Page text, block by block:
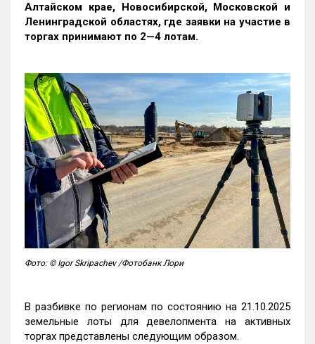
Алтайском крае, Новосибирской, Московской и
Ленинградской областях, где заявки на участие в
торгах принимают по 2—4 лотам.
Фото: © Igor Skripachev /Фотобанк Лори
В разбивке по регионам по состоянию на 21.10.2025
земельные лоты для девелопмента на активных
торгах представлены следующим образом.